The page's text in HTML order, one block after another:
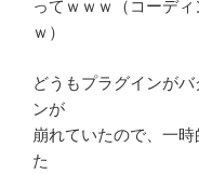
ってｗｗｗ（コーデ
ｗ）
どうもプラグインが
ンが
崩れていたので、一
た